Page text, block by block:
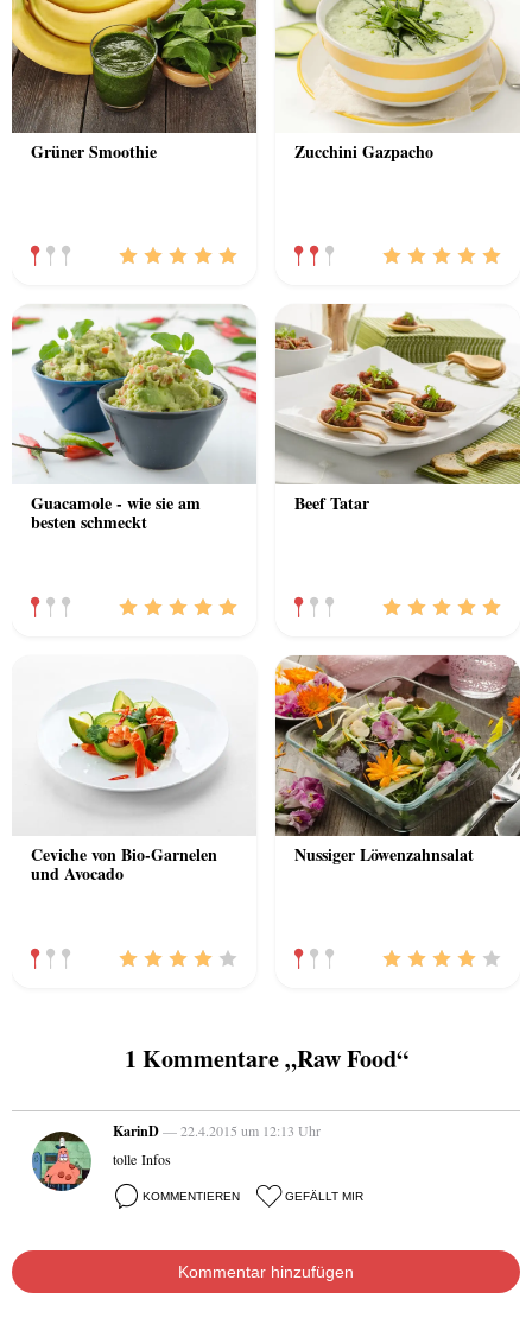
Grüner Smoothie Zucchini Gazpacho
Guacamole - wie sie am
besten schmeckt
Beef Tatar
Ceviche von Bio-Garnelen
und Avocado
Nussiger Löwenzahnsalat
1 Kommentare „Raw Food“
KarinD— 22.4.2015 um 12:13 Uhr
tolle Infos
KOMMENTIEREN GEFÄLLT MIR
Kommentar hinzufügen